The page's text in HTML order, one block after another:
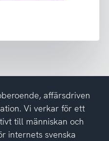
affärsdriven
Vi verkar för ett
till människan och
internets svenska